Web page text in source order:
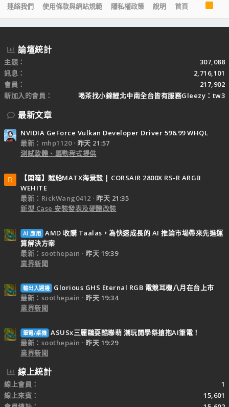
連絡我們
使用條款與網站規範 隱私權政策 說明 首頁
R
S
S
論壇統計
主題
307,088
訊息
2,716,101
會員
217,902
新加入的會員
喝茶找小錦鯉北中南全台皆有服務Gleezy：tw3
最新文章
NVIDIA GeForce Vulkan Developer Driver 596.99 WHQL
最新：mhp1120
昨天 21:57
測試軟體、驅動程式提供
R
【開箱】賊船MATX海景殼 | CORSAIR 2800X RS-R ARGB
WEHITE
最新：RickWang0412
昨天 21:35
新型 Case 安裝發表及硬體改裝
AI 應用 AMD 收購 Taalas，為快速成長的 AI 推論市場帶來先進運
算解決方案
最新：soothepain
昨天 19:39
業界新聞
輸出入週邊
Glorious GHS Eternal RGB 電競耳機八月在台上市
最新：soothepain
昨天 19:34
業界新聞
筆電/桌機 ASUSx三麗鷗耍酷聯萌 潮玩開學祭搶抱AI筆電！
最新：soothepain
昨天 19:29
業界新聞
線上統計
線上會員
1
線上來賓
15,601